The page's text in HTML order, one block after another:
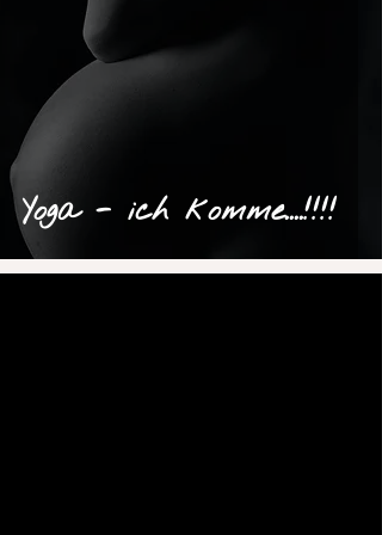
Yoga - ich komme....!!!!